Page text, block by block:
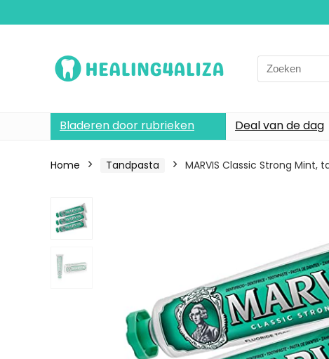
Search
for:
Bladeren door rubrieken Deal van de dag
Home Tandpasta MARVIS Classic Strong